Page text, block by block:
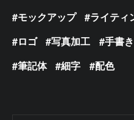
モックアップ
ライティ
ロゴ
写真加工 手書き
筆記体
細字 配色